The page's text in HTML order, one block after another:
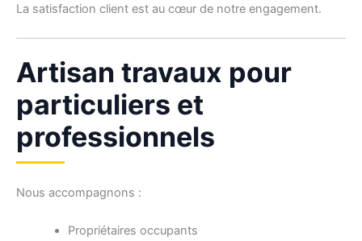
La satisfaction client est au cœur de notre engagement.
Artisan travaux pour
particuliers et
professionnels
Nous accompagnons :
Propriétaires occupants